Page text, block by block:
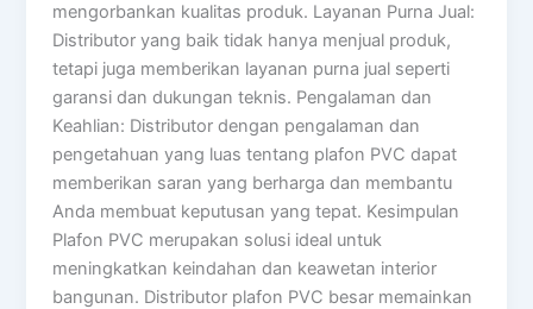
mengorbankan kualitas produk. Layanan Purna Jual:
Distributor yang baik tidak hanya menjual produk,
tetapi juga memberikan layanan purna jual seperti
garansi dan dukungan teknis. Pengalaman dan
Keahlian: Distributor dengan pengalaman dan
pengetahuan yang luas tentang plafon PVC dapat
memberikan saran yang berharga dan membantu
Anda membuat keputusan yang tepat. Kesimpulan
Plafon PVC merupakan solusi ideal untuk
meningkatkan keindahan dan keawetan interior
bangunan. Distributor plafon PVC besar memainkan